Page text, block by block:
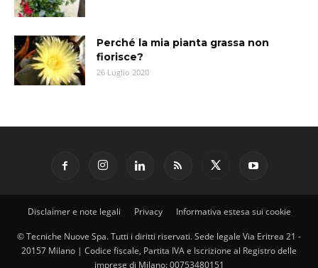
Perché la mia pianta grassa non
fiorisce?
26 Luglio 2020
Disclaimer e note legali Privacy Informativa estesa sui cookie
© Tecniche Nuove Spa. Tutti i diritti riservati. Sede legale Via Eritrea 21 -
20157 Milano | Codice fiscale, Partita IVA e Iscrizione al Registro delle
imprese di Milano: 00753480151